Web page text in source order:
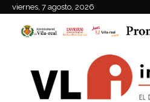
viernes, 7 agosto, 2026